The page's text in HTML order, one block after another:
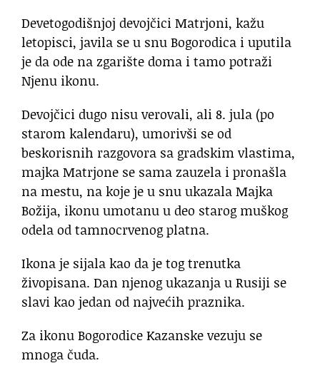
Devetogodišnjoj devojčici Matrjoni, kažu
letopisci, javila se u snu Bogorodica i uputila
je da ode na zgarište doma i tamo potraži
Njenu ikonu.
Devojčici dugo nisu verovali, ali 8. jula (po
starom kalendaru), umorivši se od
beskorisnih razgovora sa gradskim vlastima,
majka Matrjone se sama zauzela i pronašla
na mestu, na koje je u snu ukazala Majka
Božija, ikonu umotanu u deo starog muškog
odela od tamnocrvenog platna.
Ikona je sijala kao da je tog trenutka
živopisana. Dan njenog ukazanja u Rusiji se
slavi kao jedan od najvećih praznika.
Za ikonu Bogorodice Kazanske vezuju se
mnoga čuda.